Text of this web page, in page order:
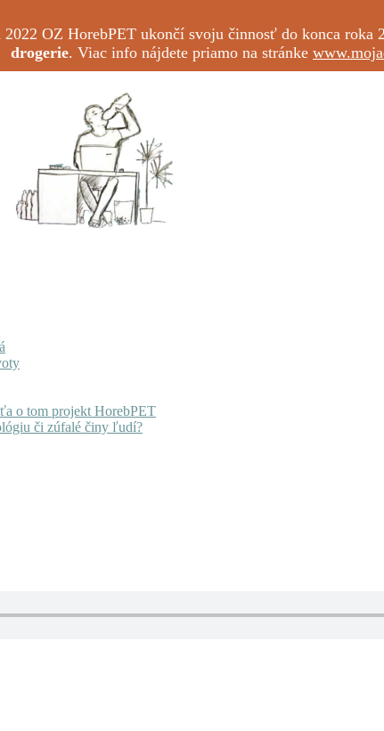
OZ HorebPET ukončí svoju činnosť do konca
drogerie. Viac info nájdete priamo na stránke
o tom projekt HorebPET
či zúfalé činy ľudí?